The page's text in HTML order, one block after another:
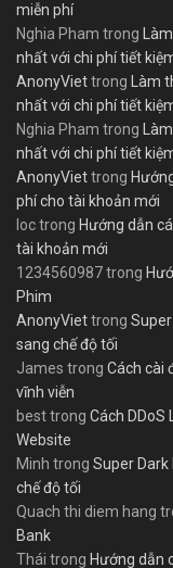
miễn phí
Nghia Pham trong
nhất với chi phí tiết
AnonyViettrong Làm
nhất với chi phí tiết
Nghia Pham trong
nhất với chi phí tiết
AnonyViettrong
phí cho tài khoản mới
loctrong Hướng dẫn
tài khoản mới
1234560987trong
Phim
AnonyViettrong
sang chế độ tối
James trong Cách cài
vĩnh viễn
besttrong Cách DDoS
Website
Minh trong Super
chế độ tối
Quach thi diem hang
Bank
Thái trong Hướng dẫn